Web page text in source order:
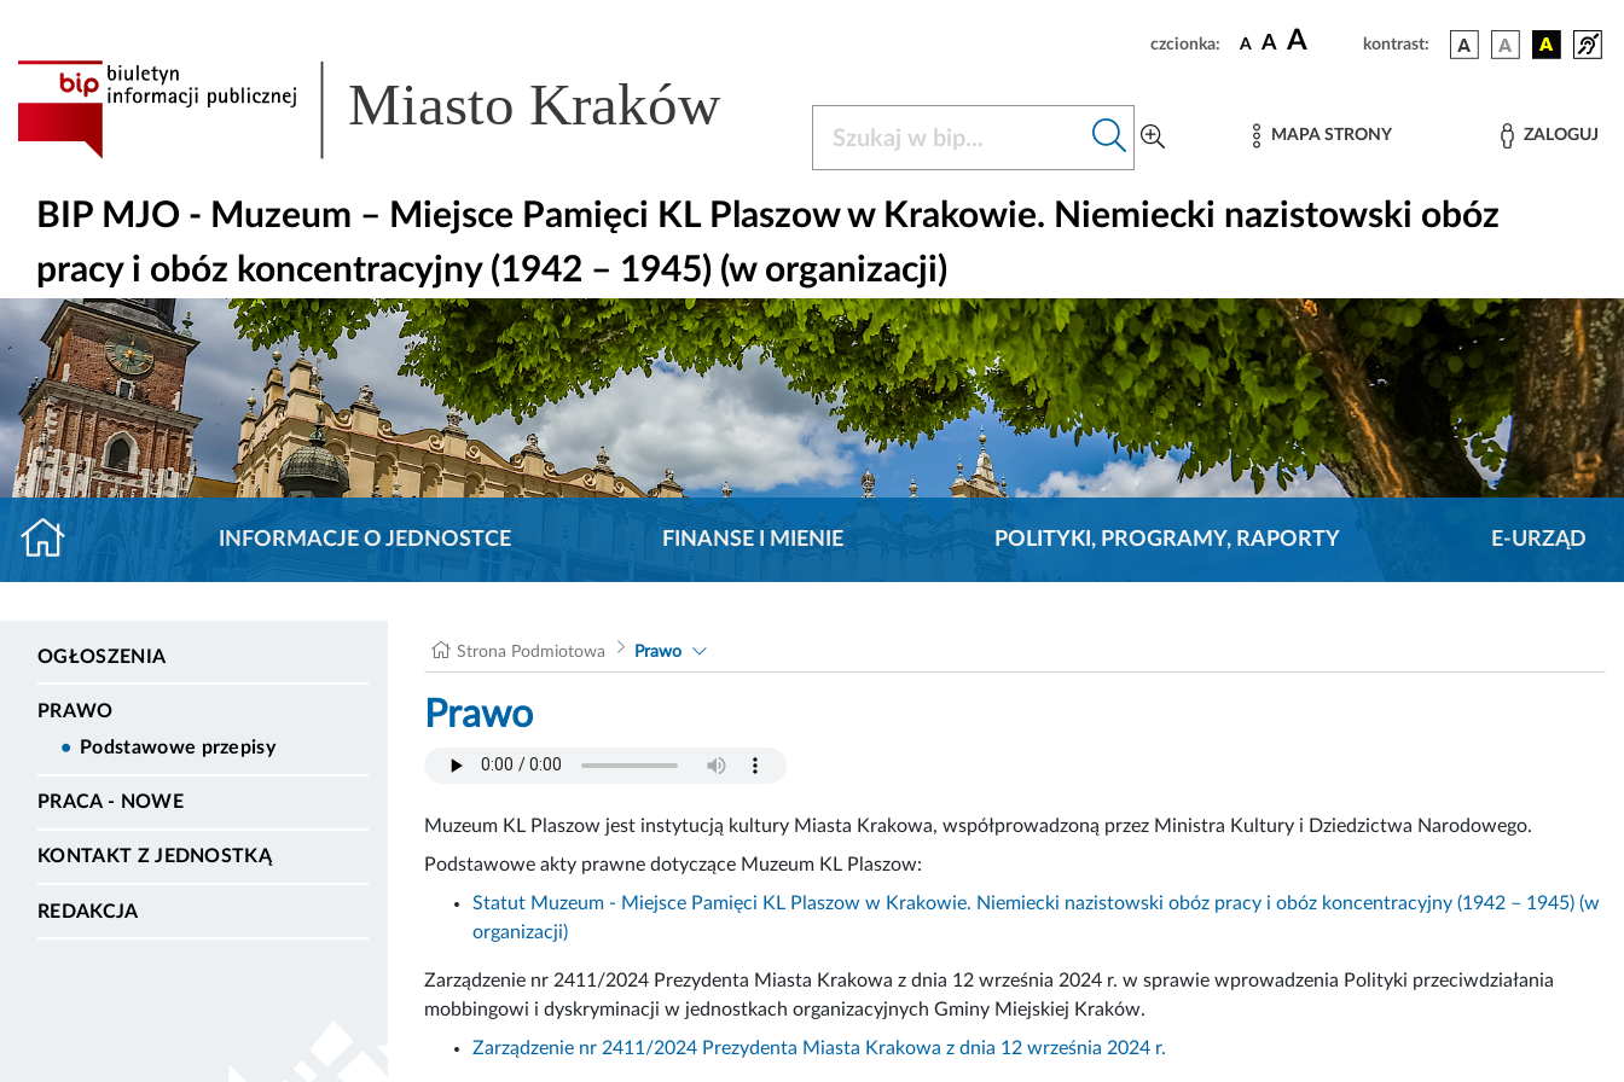
czcionka: A A A kontrast:
Miasto Kraków MAPA STRONY ZALOGUJ
BIP MJO - Muzeum – Miejsce Pamięci KL Plaszow w Krakowie. Niemiecki nazistowski obóz
pracy i obóz koncentracyjny (1942 – 1945) (w organizacji)
INFORMACJE O JEDNOSTCE FINANSE I MIENIE POLITYKI, PROGRAMY, RAPORTY E-URZĄD
OGŁOSZENIA
PRAWO
Podstawowe przepisy
PRACA - NOWE
KONTAKT Z JEDNOSTKĄ
REDAKCJA
Strona Podmiotowa Prawo
Prawo
Muzeum KL Plaszow jest instytucją kultury Miasta Krakowa, współprowadzoną przez Ministra Kultury i Dziedzictwa Narodowego.
Podstawowe akty prawne dotyczące Muzeum KL Plaszow:
Statut Muzeum - Miejsce Pamięci KL Plaszow w Krakowie. Niemiecki nazistowski obóz pracy i obóz koncentracyjny (1942 – 1945) (w
organizacji)
Zarządzenie nr 2411/2024 Prezydenta Miasta Krakowa z dnia 12 września 2024 r. w sprawie wprowadzenia Polityki przeciwdziałania
mobbingowi i dyskryminacji w jednostkach organizacyjnych Gminy Miejskiej Kraków.
Zarządzenie nr 2411/2024 Prezydenta Miasta Krakowa z dnia 12 września 2024 r.